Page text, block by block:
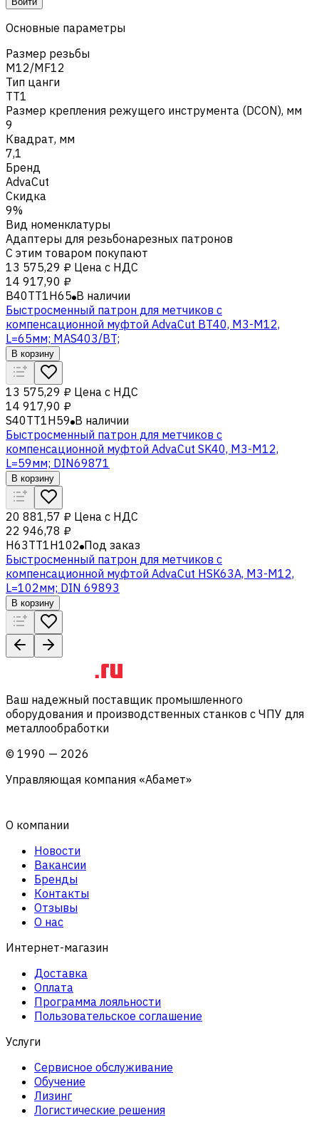
Основные параметры
Размер резьбы
M12/MF12
Тип цанги
TT1
Размер крепления режущего инструмента (DCON), мм
9
Квадрат, мм
7,1
Бренд
AdvaCut
Скидка
9%
Вид номенклатуры
Адаптеры для резьбонарезных патронов
С этим товаром покупают
13 575,29 ₽ Цена с НДС
14 917,90 ₽
B40TT1H65 В наличии
Быстросменный патрон для метчиков с
компенсационной муфтой AdvaCut BT40, M3-M12,
L=65мм; MAS403/BT;
В корзину
13 575,29 ₽ Цена с НДС
14 917,90 ₽
S40TT1H59 В наличии
Быстросменный патрон для метчиков с
компенсационной муфтой AdvaCut SK40, M3-M12,
L=59мм; DIN69871
В корзину
20 881,57 ₽ Цена с НДС
22 946,78 ₽
H63TT1H102 Под заказ
Быстросменный патрон для метчиков с
компенсационной муфтой AdvaCut HSK63A, M3-M12,
L=102мм; DIN 69893
В корзину
Ваш надежный поставщик промышленного
оборудования и производственных станков с ЧПУ для
металлообработки
© 1990 — 2026
Управляющая компания «Абамет»
О компании
Новости
Вакансии
Бренды
Контакты
Отзывы
О нас
Интернет-магазин
Доставка
Оплата
Программа лояльности
Пользовательское соглашение
Услуги
Сервисное обслуживание
Обучение
Лизинг
Логистические решения